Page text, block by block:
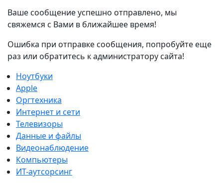
Ваше сообщение успешно отправлено, мы
свяжемся с Вами в ближайшее время!
Ошибка при отправке сообщения, попробуйте еще
раз или обратитесь к администратору сайта!
Ноутбуки
Apple
Оргтехника
Интернет и сети
Телевизоры
Данные и файлы
Видеонаблюдение
Компьютеры
ИТ-аутсорсинг